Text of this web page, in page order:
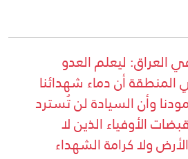
العراق: ليعلم العدو
المنطقة أن دماء شهدائنا
وأن السيادة لن تُسترد
الأوفياء الذين لا
ولا كرامة الشهداء